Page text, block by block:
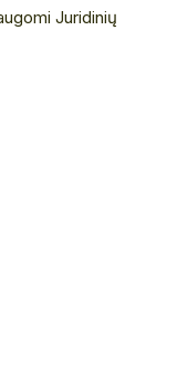
Juridinių